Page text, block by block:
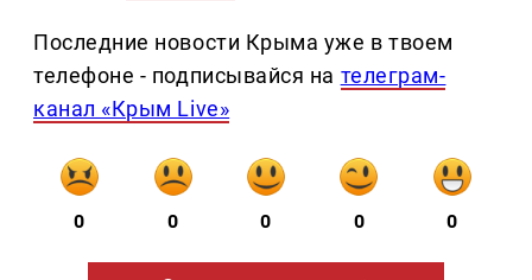
Последние новости Крыма уже в твоем
телефоне - подписывайся на телеграм-
канал «Крым Live»
0 0 0 0 0